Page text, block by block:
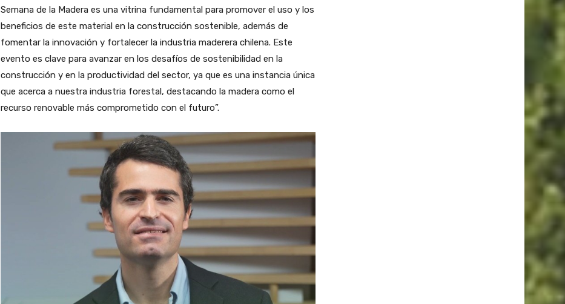
Semana de la Madera es una vitrina fundamental para promover el uso y los
beneficios de este material en la construcción sostenible, además de
fomentar la innovación y fortalecer la industria maderera chilena. Este
evento es clave para avanzar en los desafíos de sostenibilidad en la
construcción y en la productividad del sector, ya que es una instancia única
que acerca a nuestra industria forestal, destacando la madera como el
recurso renovable más comprometido con el futuro”.